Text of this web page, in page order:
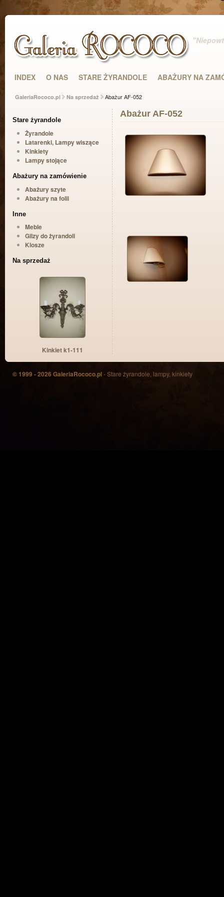
INDEX O NAS STARE ŻYRANDOLE ABAŻURY NA
GaleriaRococo.pl Na sprzedaż Abażur AF-052
Stare żyrandole
Żyrandole
Latarenki, Lampy wiszące
Kinkiety
Lampy stojące
Abażury na zamówienie
Abażury szyte
Abażury na folii
Inne
Meble
Gilzy do żyrandoli
Klosze
Na sprzedaż
Kinkiet k1-111
Abażur AF-052
© 1999 - 2026 GaleriaRococo.pl- Stare żyrandole, lampy, kinkiety